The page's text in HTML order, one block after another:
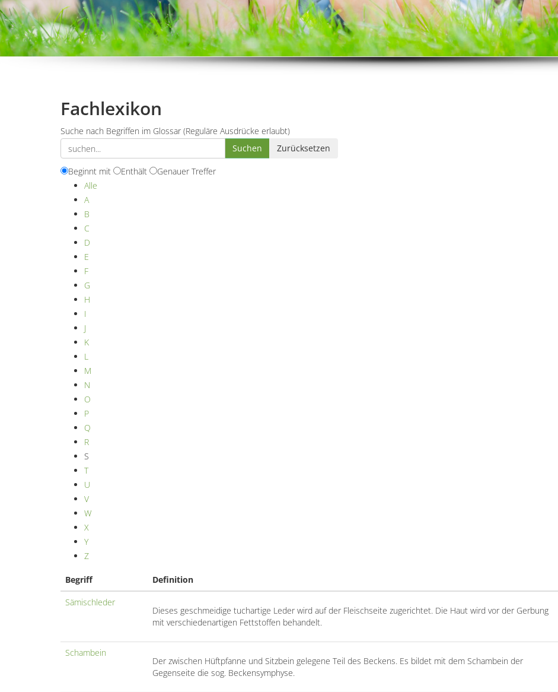
Fachlexikon
Suche nach Begriffen im Glossar (Reguläre Ausdrücke erlaubt)
Beginnt mit Enthält
Genauer Treffer
Alle
A
B
C
D
E
F
G
H
I
J
K
L
M
N
O
P
Q
R
S
T
U
V
W
X
Y
Z
Begriff
Definition
Sämischleder
Dieses geschmeidige tuchartige Leder wird auf der Fleischseite zugerichtet. Die Haut wird vor der Gerbung
mit verschiedenartigen Fettstoffen behandelt.
Schambein
Der zwischen Hüftpfanne und Sitzbein gelegene Teil des Beckens. Es bildet mit dem Schambein der
Gegenseite die sog. Beckensymphyse.